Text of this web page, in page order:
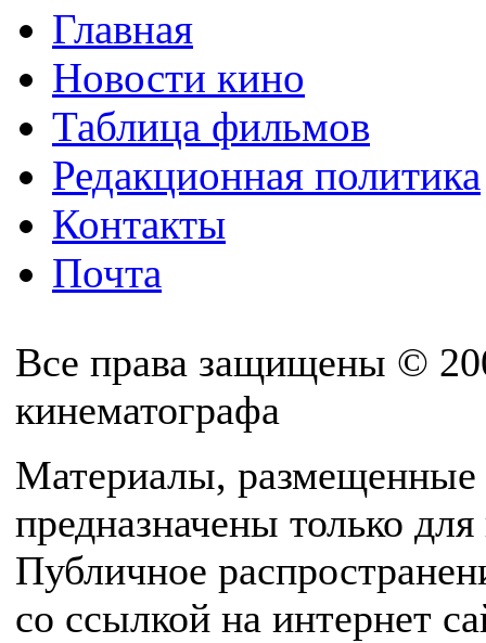
Главная
Новости кино
Таблица фильмов
Редакционная политика
Контакты
Почта
Все права защищены ©
кинематографа
Материалы, размещенные
предназначены только
Публичное
со ссылкой на интернет